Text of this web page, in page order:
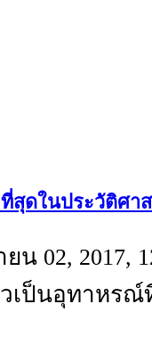
สุดในประวัติศา
ยน 02, 2017,
เป็นอุทาหร